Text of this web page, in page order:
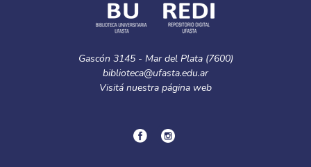
Gascón 3145 - Mar del Plata (7600)
biblioteca@ufasta.edu.ar
Visitá nuestra página web